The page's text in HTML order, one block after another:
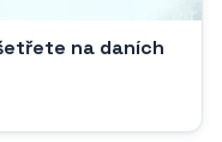
na daních